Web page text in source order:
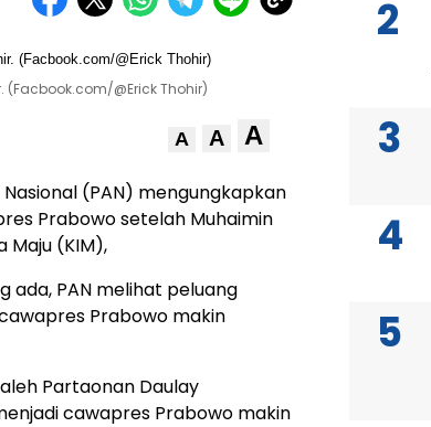
(Facbook.com/@Erick Thohir)
A A A
(PAN) mengungkapkan
Prabowo setelah Muhaimin
Maju (KIM),
ada, PAN melihat peluang
Prabowo makin
Partaonan Daulay
cawapres Prabowo makin